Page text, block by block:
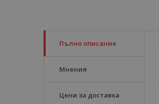
Пълно описание
Мнения
Цени за доставка